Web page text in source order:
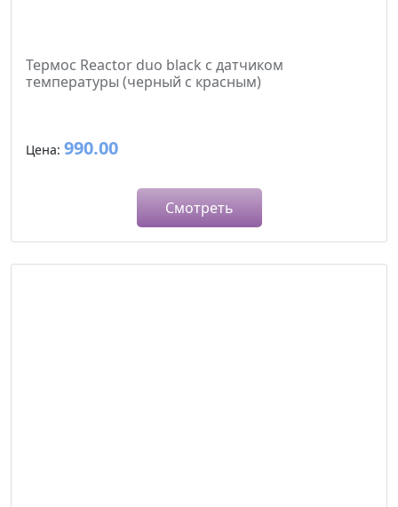
Термос Reactor duo black с датчиком
температуры (черный с красным)
Цена: 990.00
Смотреть